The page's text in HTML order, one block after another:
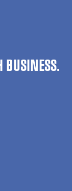
BUSINESS.